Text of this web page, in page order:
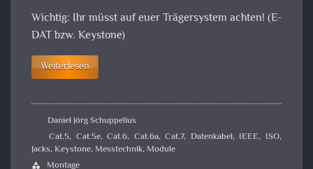
Wichtig: Ihr müsst auf euer Trägersystem achten! (E-
DAT bzw. Keystone)
Weiterlesen
Daniel Jörg Schuppelius
Cat.5, Cat.5e,Cat.6, Cat.6a,Cat.7, Datenkabel, IEEE, ISO,
Jacks,Keystone, Messtechnik, Module
category Montage